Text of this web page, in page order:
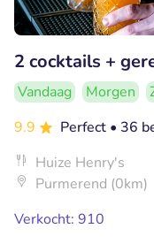
2 cocktails +
Vandaag Morgen
9.9
Perfect • 36
Huize Henry's
Purmerend (0km)
Verkocht: 910